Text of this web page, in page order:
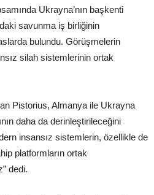
Ukrayna’nın başkenti
savunma iş birliğinin
bulundu. Görüşmelerin
silah sistemlerinin ortak
Pistorius, Almanya ile Ukrayna
daha da derinleştirileceğini
insansız sistemlerin, özellikle de
platformların ortak
dedi.